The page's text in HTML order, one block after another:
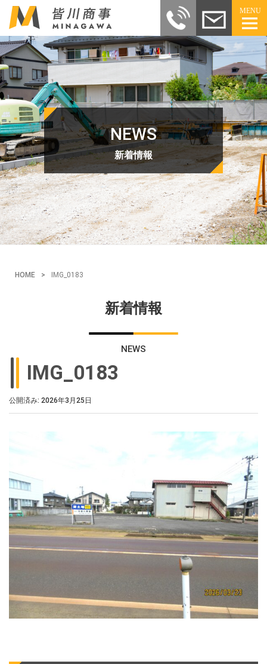
MENU
NEWS
新着情報
HOME > IMG_0183
新着情報
NEWS
IMG_0183
公開済み: 2026年3月25日